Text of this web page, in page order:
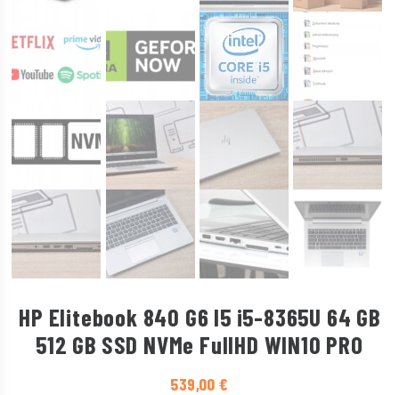
HP Elitebook 840 G6 I5 i5-8365U 64 GB
512 GB SSD NVMe FullHD WIN10 PRO
539,00€